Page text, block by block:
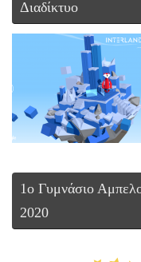
Διαδίκτυο
1ο Γυμνάσιο
2020